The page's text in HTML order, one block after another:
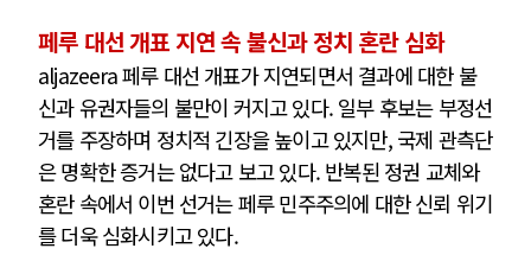
페루 대선 개표 지연 속 불신과 정치 혼란 심화
aljazeera 페루 대선 개표가 지연되면서 결과에 대한 불
신과 유권자들의 불만이 커지고 있다. 일부 후보는 부정선
거를 주장하며 정치적 긴장을 높이고 있지만, 국제 관측단
은 명확한 증거는 없다고 보고 있다. 반복된 정권 교체와
혼란 속에서 이번 선거는 페루 민주주의에 대한 신뢰 위기
를 더욱 심화시키고 있다.